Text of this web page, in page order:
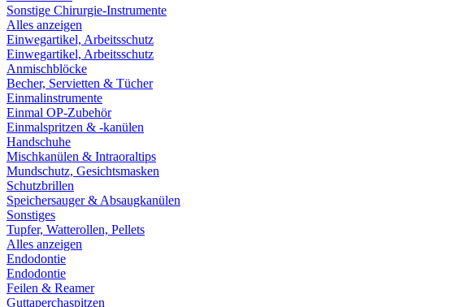
Sonstige Chirurgie-Instrumente
Alles anzeigen
Einwegartikel, Arbeitsschutz
Einwegartikel, Arbeitsschutz
Anmischblöcke
Becher, Servietten & Tücher
Einmalinstrumente
Einmal OP-Zubehör
Einmalspritzen & -kanülen
Handschuhe
Mischkanülen & Intraoraltips
Mundschutz, Gesichtsmasken
Schutzbrillen
Speichersauger & Absaugkanülen
Sonstiges
Tupfer, Watterollen, Pellets
Alles anzeigen
Endodontie
Endodontie
Feilen & Reamer
Guttaperchaspitzen